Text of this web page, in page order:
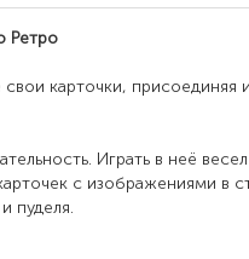
Ретро
карточки, присоединяя
Играть в неё
с изображениями в
пуделя.